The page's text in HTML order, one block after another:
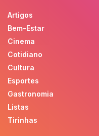
Artigos
Bem-Estar
Cinema
Cotidiano
Cultura
Esportes
Gastronomia
Listas
Tirinhas